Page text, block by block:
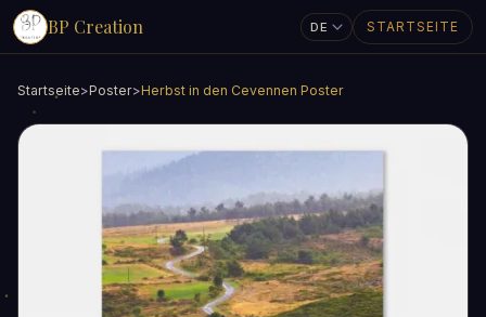
BP Creation STARTSEITE
Startseite>Poster>Herbst in den Cevennen Poster